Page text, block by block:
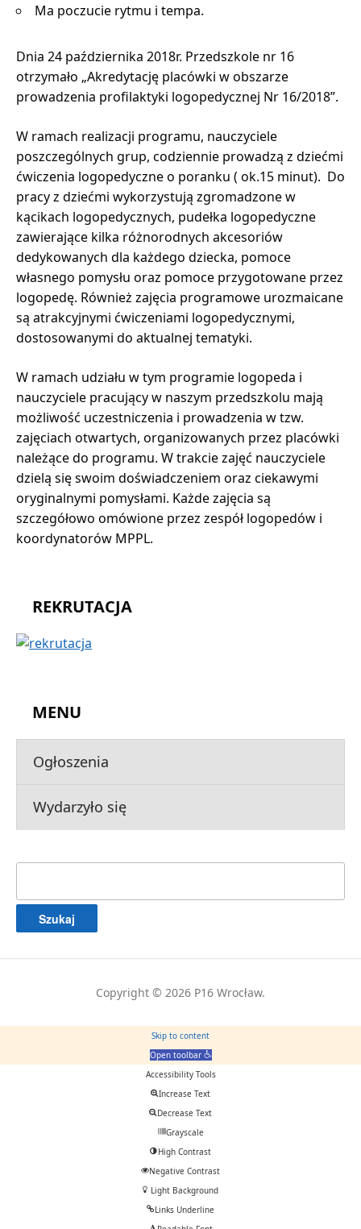
REKRUTACJA
MENU
Ogłoszenia
Wydarzyło się
Ma poczucie rytmu i tempa.
Dnia 24 października 2018r. Przedszkole nr 16
otrzymało „Akredytację placówki w obszarze
prowadzenia profilaktyki logopedycznej Nr 16/2018”.
W ramach realizacji programu, nauczyciele
poszczególnych grup, codziennie prowadzą z dziećmi
ćwiczenia logopedyczne o poranku ( ok.15 minut). Do
pracy z dziećmi wykorzystują zgromadzone w
kącikach logopedycznych, pudełka logopedyczne
zawierające kilka różnorodnych akcesoriów
dedykowanych dla każdego dziecka, pomoce
własnego pomysłu oraz pomoce przygotowane przez
logopedę. Również zajęcia programowe urozmaicane
są atrakcyjnymi ćwiczeniami logopedycznymi,
dostosowanymi do aktualnej tematyki.
W ramach udziału w tym programie logopeda i
nauczyciele pracujący w naszym przedszkolu mają
możliwość uczestniczenia i prowadzenia w tzw.
zajęciach otwartych, organizowanych przez placówki
należące do programu. W trakcie zajęć nauczyciele
dzielą się swoim doświadczeniem oraz ciekawymi
oryginalnymi pomysłami. Każde zajęcia są
szczegółowo omówione przez zespół logopedów i
koordynatorów MPPL.
Copyright © 2026 P16 Wrocław.
Skip to content
Open toolbar
Accessibility Tools
Increase Text
Decrease Text
Grayscale
High Contrast
Negative Contrast
Light Background
Links Underline